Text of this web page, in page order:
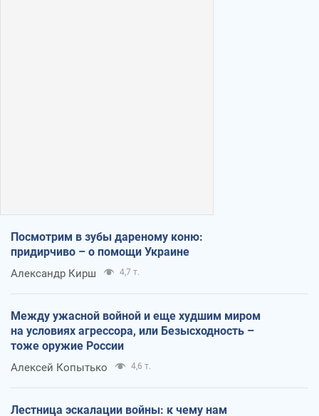
Посмотрим в зубы дареному коню:
придирчиво – о помощи Украине
Александр Кирш 4,7 т.
Между ужасной войной и еще худшим миром
на условиях агрессора, или Безысходность –
тоже оружие России
Алексей Копытько 4,6 т.
Лестница эскалации войны: к чему нам